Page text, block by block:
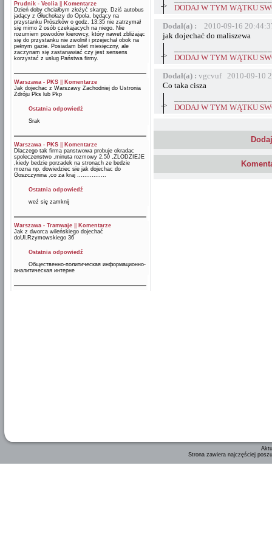
Prudnik - Veolia
Komentarze
Dzień doby chciałbym złożyć skargę. Dziś autobus
jadący z Głuchołazy do Opola, będący na
przystanku Prószków o godz. 13:35 nie zatrzymał
się mimo 2 osób czekajacych na niego. Nie
rozumiem powodów kierowcy, który nawet zbliżając
się do przystanku nie zwolnił i przejechał obok na
pełnym gazie. Posiadam bilet miesięczny, ale
zaczynam się zastanawiać czy jest sensens
korzystać z usług Państwa firmy.
Warszawa - PKS
Komentarze
Jak dojechac z Warszawy Zachodniej do Ustronia
Zdróju Pks lub Pkp
Ostatnia odpowiedź
Srak
Warszawa - PKS
Komentarze
Dlaczego tak firma panstwowa probuje okradac
spoleczenstwo ,minuta rozmowy 2.50 ,ZLODZIEJE
,kiedy bedzie porzadek na stronach ze bedzie
mozna np. dowiedziec sie jak dojechac do
Goszczynina ,co za kraj ................
Ostatnia odpowiedź
weź się zamknij
Warszawa - Tramwaje
Komentarze
Jak z dworca wileńskiego dojechać
doUl.Rzymowskiego 36
Ostatnia odpowiedź
Общественно-политическая информационно-
аналитическая интерне
->
DODAJ W TYM WĄTKU
Dodał(a) :
2010-09-16
jak dojechać do maliszewa
->
DODAJ W TYM WĄTKU
Dodał(a) : vgcvuf 2010-09-10
Co taka cisza
->
DODAJ W TYM WĄTKU
Strona zawiera najczęściej